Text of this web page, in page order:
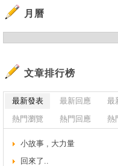
月曆
文章排行榜
最新發表 最新回應
最
熱門瀏覽
熱門回應 熱
小故事 , 大力量
回來了..